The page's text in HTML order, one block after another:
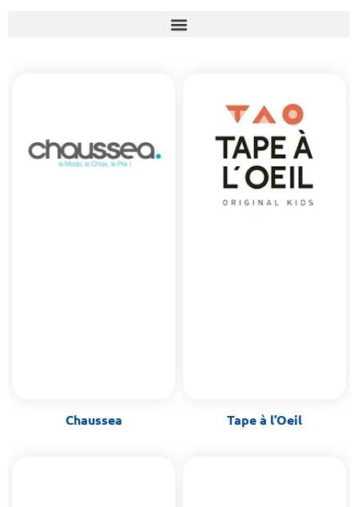
Chaussea Tape à l’Oeil